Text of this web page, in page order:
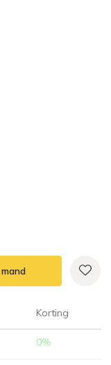
Korting
0%